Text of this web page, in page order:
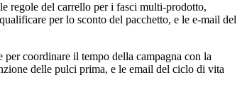
regole del carrello per i fasci multi-prodotto,
per lo sconto del pacchetto, e le e-mail del
coordinare il tempo della campagna con la
delle pulci prima, e le email del ciclo di vita